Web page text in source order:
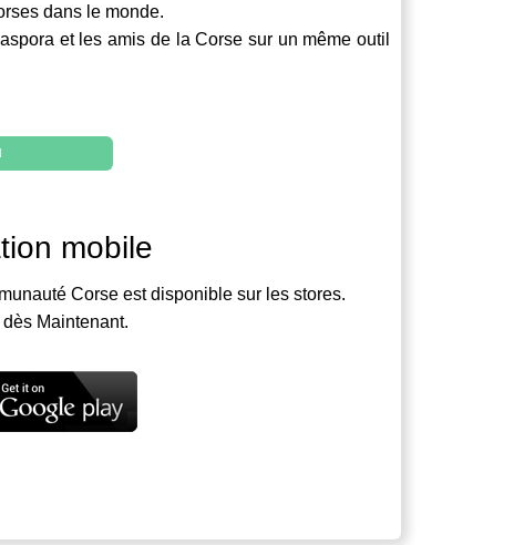
dans le monde.
et les amis de la Corse sur un même outil
mobile
Corse est disponible sur les stores.
Maintenant.